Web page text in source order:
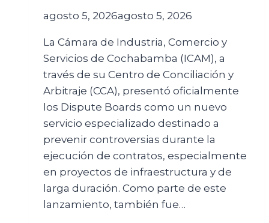
agosto 5, 2026agosto 5, 2026
La Cámara de Industria, Comercio y
Servicios de Cochabamba (ICAM), a
través de su Centro de Conciliación y
Arbitraje (CCA), presentó oficialmente
los Dispute Boards como un nuevo
servicio especializado destinado a
prevenir controversias durante la
ejecución de contratos, especialmente
en proyectos de infraestructura y de
larga duración. Como parte de este
lanzamiento, también fue…